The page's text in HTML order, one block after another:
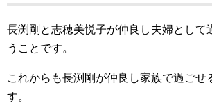
長渕剛と志穂美悦子が仲良し夫婦として
うことです。
これからも長渕剛が仲良し家族で過ごせ
す。